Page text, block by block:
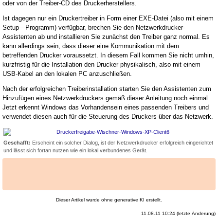
oder von der Treiber-CD des Druckerherstellers.
Ist dagegen nur ein Druckertreiber in Form einer EXE-Datei (also mit einem
Setup—Programm) verfügbar, brechen Sie den Netzwerkdrucker-
Assistenten ab und installieren Sie zunächst den Treiber ganz normal. Es
kann allerdings sein, dass dieser eine Kommunikation mit dem
betreffenden Drucker voraussetzt. In diesem Fall kommen Sie nicht umhin,
kurzfristig für die Installation den Drucker physikalisch, also mit einem
USB-Kabel an den lokalen PC anzuschließen.
Nach der erfolgreichen Treiberinstallation starten Sie den Assistenten zum
Hinzufügen eines Netzwerkdruckers gemäß dieser Anleitung noch einmal.
Jetzt erkennt Windows das Vorhandensein eines passenden Treibers und
verwendet diesen auch für die Steuerung des Druckers über das Netzwerk.
Geschafft: Erscheint ein solcher Dialog, ist der Netzwerkdrucker erfolgreich eingerichtet
und lässt sich fortan nutzen wie ein lokal verbundenes Gerät.
Dieser Artikel wurde ohne generative KI erstellt.
11.08.11 10:24 (letzte Änderung)